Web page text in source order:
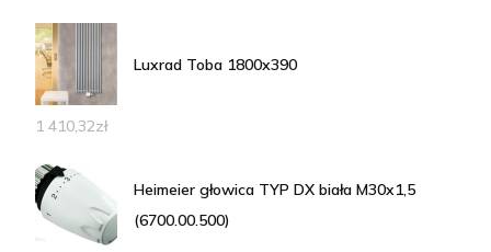
Luxrad Toba 1800x390
1 410,32zł
Heimeier głowica TYP DX biała M30x1,5
(6700.00.500)